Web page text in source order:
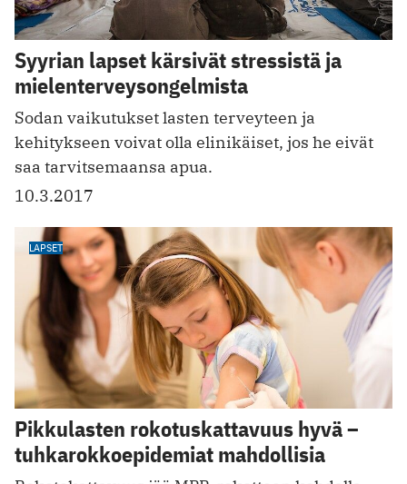
Syyrian lapset kärsivät stressistä ja
mielenterveysongelmista
Sodan vaikutukset lasten terveyteen ja
kehitykseen voivat olla elinikäiset, jos he eivät
saa tarvitsemaansa apua.
10.3.2017
LAPSET
Pikkulasten rokotuskattavuus hyvä –
tuhkarokkoepidemiat mahdollisia